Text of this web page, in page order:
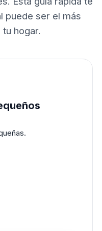
puede ser el más
hogar.